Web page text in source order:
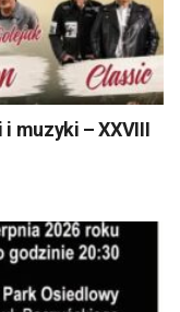
muzyki – XXVIII